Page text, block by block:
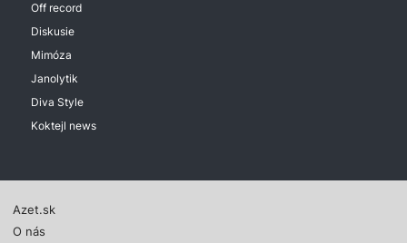
Off record
Diskusie
Mimóza
Janolytik
Diva Style
Koktejl news
Azet.sk
O nás